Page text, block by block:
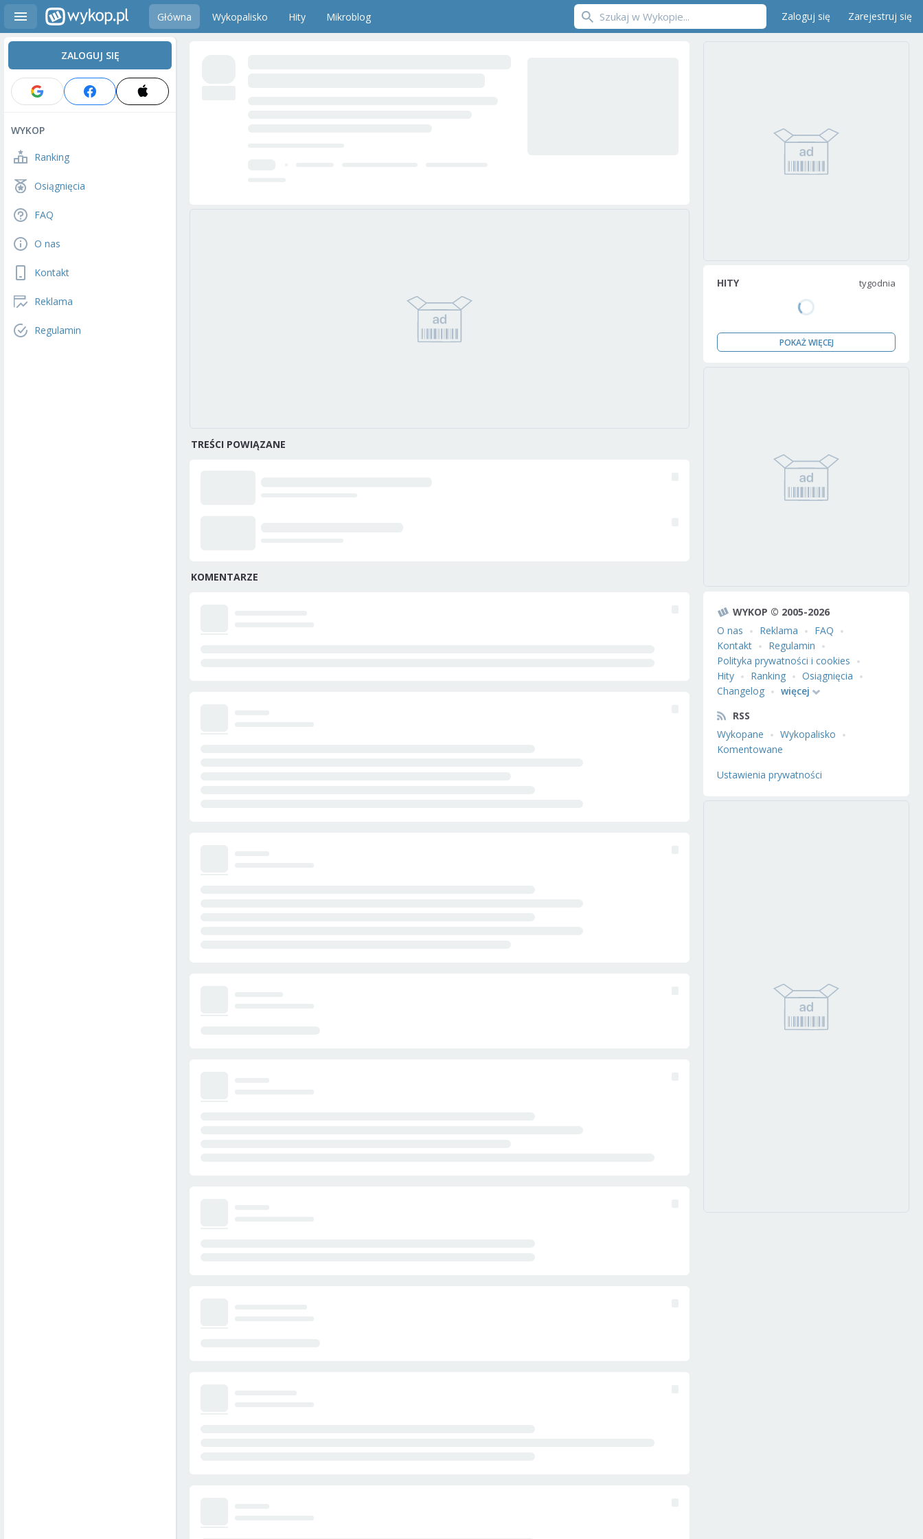
Główna Wykopalisko Hity Mikroblog Zaloguj się Zarejestruj się
ZALOGUJ SIĘ
WYKOP
Ranking
Osiągnięcia
FAQ
O nas
Kontakt
Reklama
Regulamin
TREŚCI POWIĄZANE
KOMENTARZE
HITY tygodnia
POKAŻ WIĘCEJ
WYKOP © 2005-2026
O nas
Reklama
FAQ
Kontakt
Regulamin
Polityka prywatności i cookies
Hity
Ranking
Osiągnięcia
Changelog
więcej
RSS
Wykopane
Wykopalisko
Komentowane
Ustawienia prywatności